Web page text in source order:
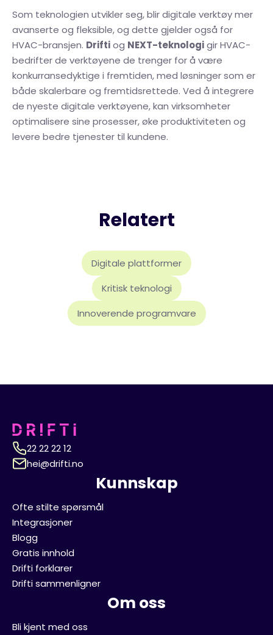
Som teknologien utvikler seg, blir digitale verktøy mer
avanserte og fleksible, og dette gjelder også for
HVAC-bransjen. Driftiog NEXT-teknologigir HVAC-
bedrifter de verktøyene de trenger for å være
konkurransedyktige i fremtiden, med løsninger som er
både skalerbare og fremtidsrettede. Ved å integrere
de nyeste digitale verktøyene, kan virksomheter
optimalisere sine prosesser, øke produktiviteten og
levere bedre tjenester til kundene.
Relatert
Digitale plattformer
Kritisk teknologi
Innoverende programvare
22 22 22 12
hei@drifti.no
Kunnskap
Ofte stilte spørsmål
Integrasjoner
Blogg
Gratis innhold
Drifti forklarer
Drifti sammenligner
Om oss
Bli kjent med oss